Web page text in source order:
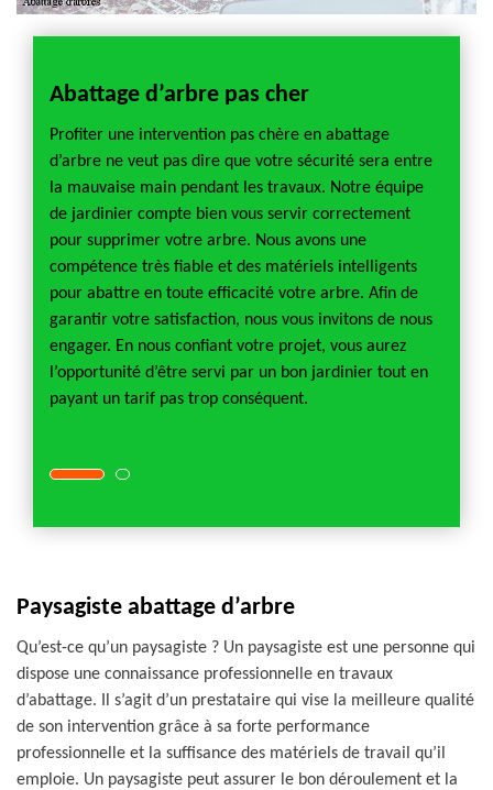
Abattage d’arbre pas cher
Profiter une intervention pas chère en abattage
d’arbre ne veut pas dire que votre sécurité sera entre
la mauvaise main pendant les travaux. Notre équipe
de jardinier compte bien vous servir correctement
pour supprimer votre arbre. Nous avons une
compétence très fiable et des matériels intelligents
pour abattre en toute efficacité votre arbre. Afin de
garantir votre satisfaction, nous vous invitons de nous
engager. En nous confiant votre projet, vous aurez
l’opportunité d’être servi par un bon jardinier tout en
payant un tarif pas trop conséquent.
Paysagiste abattage d’arbre
Qu’est-ce qu’un paysagiste ? Un paysagiste est une personne qui
dispose une connaissance professionnelle en travaux
d’abattage. Il s’agit d’un prestataire qui vise la meilleure qualité
de son intervention grâce à sa forte performance
professionnelle et la suffisance des matériels de travail qu’il
emploie. Un paysagiste peut assurer le bon déroulement et la